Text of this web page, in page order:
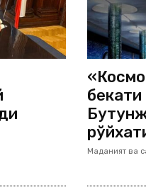
Маданият ва